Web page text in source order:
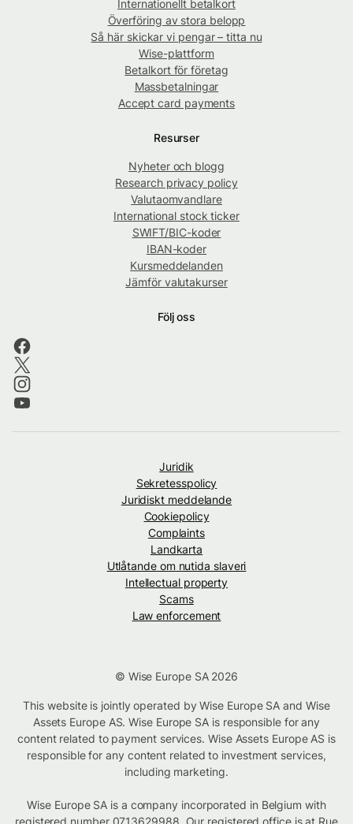
Internationellt betalkort
Överföring av stora belopp
Så här skickar vi pengar – titta nu
Wise-plattform
Betalkort för företag
Massbetalningar
Accept card payments
Resurser
Nyheter och blogg
Research privacy policy
Valutaomvandlare
International stock ticker
SWIFT/BIC-koder
IBAN-koder
Kursmeddelanden
Jämför valutakurser
Följ oss
Juridik
Sekretesspolicy
Juridiskt meddelande
Cookiepolicy
Complaints
Landkarta
Utlåtande om nutida slaveri
Intellectual property
Scams
Law enforcement
© Wise Europe SA 2026
This website is jointly operated by Wise Europe SA and Wise
Assets Europe AS. Wise Europe SA is responsible for any
content related to payment services. Wise Assets Europe AS is
responsible for any content related to investment services,
including marketing.
Wise Europe SA is a company incorporated in Belgium with
registered number 0713629988. Our registered office is at Rue